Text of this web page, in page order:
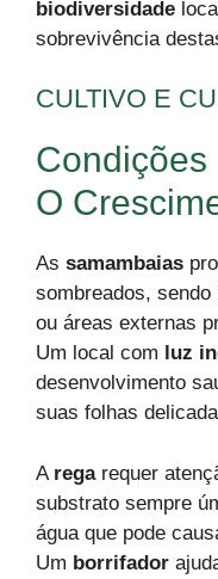
biodiversidade
sobrevivência
CULTIVO E
O
As samambaias
sombreados,
ou áreas externas
Um local com
luz
desenvolvimento
suas folhas
A regarequer
substrato sempre
água que pode
Um borrifador